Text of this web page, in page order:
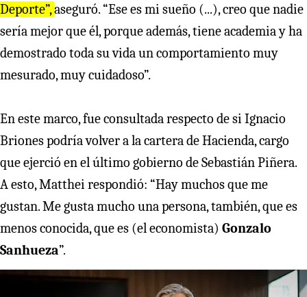
Deporte”,aseguró. “Ese es mi sueño (...), creo que nadie
sería mejor que él, porque además, tiene academia y ha
demostrado toda su vida un comportamiento muy
mesurado, muy cuidadoso”.
En este marco, fue consultada respecto de si Ignacio
Briones podría volver a la cartera de Hacienda, cargo
que ejerció en el último gobierno de Sebastián Piñera.
A esto, Matthei respondió: “Hay muchos que me
gustan. Me gusta mucho una persona, también, que es
menos conocida, que es (el economista) Gonzalo
Sanhueza”.